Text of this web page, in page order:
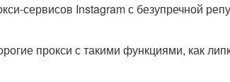
сервисов Instagram с безупречной
прокси с такими функциями, как